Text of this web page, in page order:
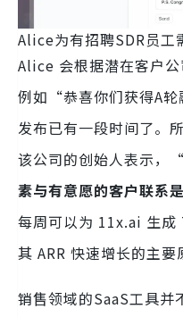
Alice为有招聘SDR员
Alice 会根据潜在客户公
例如“恭喜你们获得A
发布已有一段时间了。
该公司的创始人表示，“
素与有意愿的客户联系
每周可以为 11x.ai 生
其 ARR 快速增长的主要
销售领域的SaaS工具并